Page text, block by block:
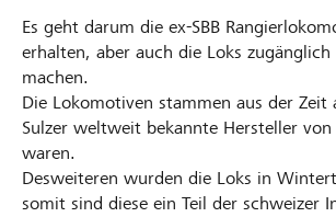
Es geht darum die ex-SBB
erhalten, aber auch die Loks
machen.
Die Lokomotiven stammen aus der Zeit
Sulzer weltweit bekannte Hersteller
waren.
Desweiteren wurden die Loks in
somit sind diese ein Teil der schweizer